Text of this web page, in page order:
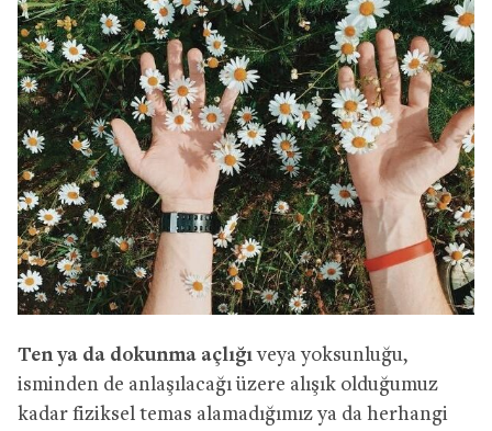
Ten ya da dokunma açlığıveya yoksunluğu,
isminden de anlaşılacağı üzere alışık olduğumuz
kadar fiziksel temas alamadığımız ya da herhangi